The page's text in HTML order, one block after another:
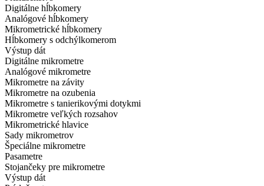
Digitálne hĺbkomery
Analógové hĺbkomery
Mikrometrické hĺbkomery
Hĺbkomery s odchýlkomerom
Výstup dát
Digitálne mikrometre
Analógové mikrometre
Mikrometre na závity
Mikrometre na ozubenia
Mikrometre s tanierikovými dotykmi
Mikrometre veľkých rozsahov
Mikrometrické hlavice
Sady mikrometrov
Špeciálne mikrometre
Pasametre
Stojančeky pre mikrometre
Výstup dát